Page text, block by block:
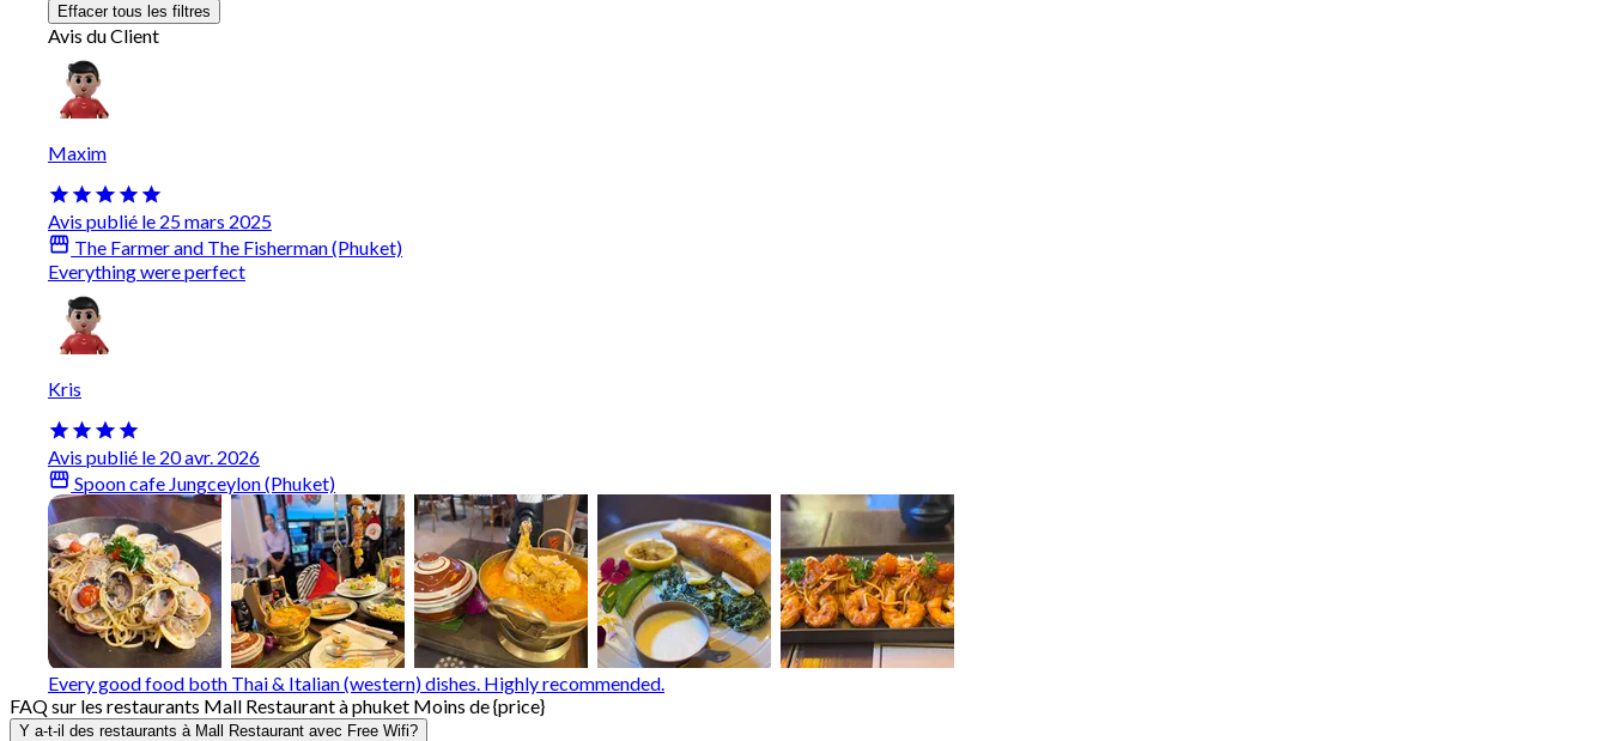
Effacer tous les filtres
Avis du Client
Maxim
Avis publié le 25 mars 2025
The Farmer and The Fisherman (Phuket)
Everything were perfect
Kris
Avis publié le 20 avr. 2026
Spoon cafe Jungceylon (Phuket)
Every good food both Thai & Italian (western) dishes. Highly recommended.
FAQ sur les restaurants Mall Restaurant à phuket Moins de {price}
Y a-t-il des restaurants à Mall Restaurant avec Free Wifi?